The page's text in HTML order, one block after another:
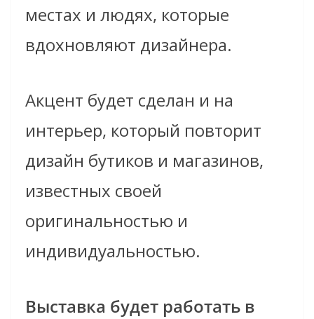
местах и людях, которые
вдохновляют дизайнера.
Акцент будет сделан и на
интерьер, который повторит
дизайн бутиков и магазинов,
известных своей
оригинальностью и
индивидуальностью.
Выставка будет работать в